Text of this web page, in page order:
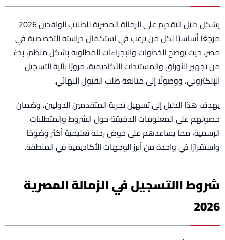
يشكل دليل التقديم على الزمالة المصرية للطلاب الوافدين 2026
مرجعًا أساسيًا لكل من يرغب في استكمال دراسته التخصصية في
مصر، حيث يوضح الخطوات والإجراءات المطلوبة بشكل منظم، بدءً
من تجهيز الأوراق والمستندات الأكاديمية، مرورًا بآلية التسجيل
الإلكتروني، ووصولًا إلى متابعة طلب القبول النهائي.
يهدف هذا الدليل إلى تسهيل تجربة المتقدمين الدوليين، وضمان
حصولهم على المعلومات الدقيقة حول الشروط والمتطلبات
الرسمية، مما يساعدهم على خوض رحلة تعليمية أكثر وضوحًا
واستقرارًا في واحدة من أبرز الوجهات الأكاديمية في المنطقة.
شروط االتسجيل في الزمالة المصرية
2026